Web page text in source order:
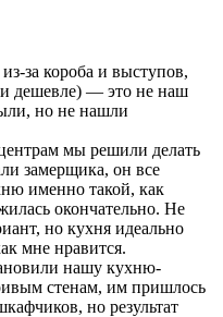
за короба и выступов,
дешевле) — это не наш
но не нашли
мы решили делать
замерщика, он все
именно такой, как
окончательно. Не
но кухня идеально
мне нравится.
нашу кухню-
стенам, им пришлось
но результат